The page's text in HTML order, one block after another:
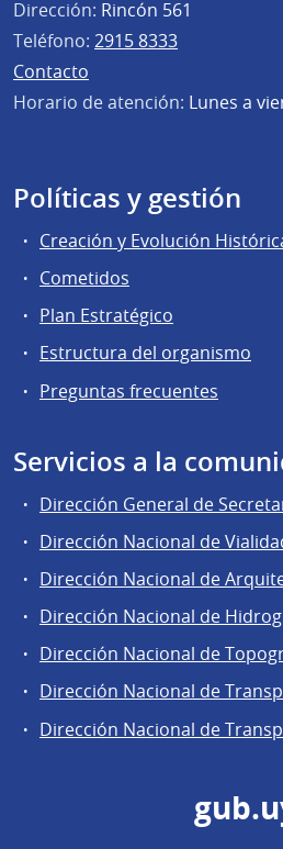
Dirección: Rincón 561
Teléfono: 2915 8333
Contacto
Horario de atención: Lunes a
Políticas y gestión
Creación y Evolución
Cometidos
Plan Estratégico
Estructura del organismo
Preguntas frecuentes
Servicios a la
Dirección General de
Dirección Nacional de
Dirección Nacional de
Dirección Nacional de
Dirección Nacional de
Dirección Nacional de
Dirección Nacional de